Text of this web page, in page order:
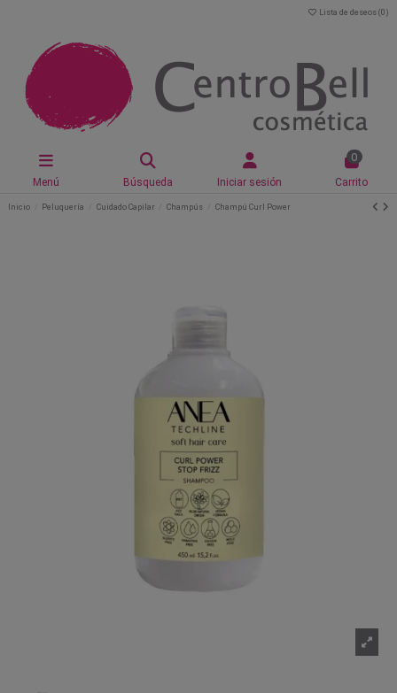
Lista de deseos (0 )
Menú Búsqueda Iniciar sesión
0
Carrito
Inicio Peluquería Cuidado Capilar Champús Champú Curl Power